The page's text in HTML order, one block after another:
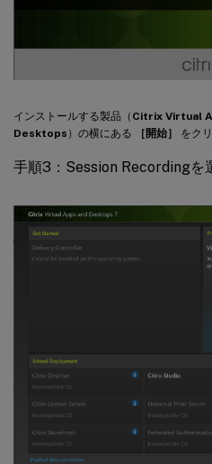
インストールする製品（ Citrix Virtual
Desktops ）の横にある ［開始］ をク
手順3：Session Recordingを